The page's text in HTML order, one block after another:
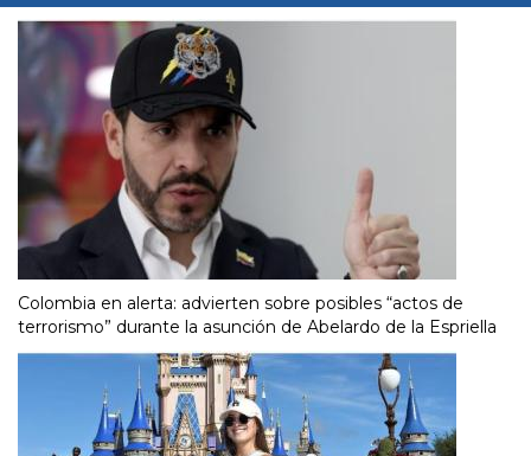
Colombia en alerta: advierten sobre posibles “actos de
terrorismo” durante la asunción de Abelardo de la Espriella